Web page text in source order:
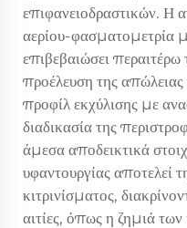
επιφανειοδραστικών. Η
αερίου-φασματομετρία
επιβεβαιώσει
προέλευση της
προφίλ εκχύλισης με
διαδικασία της
άμεσα αποδεικτικά
υφαντουργίας αποτελεί
κιτρινίσματος,
αιτίες, όπως η ζημιά